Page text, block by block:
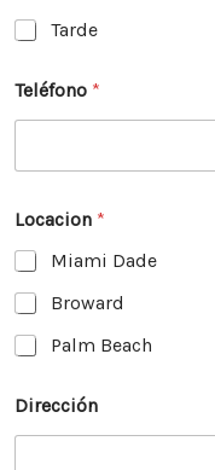
Tarde
Teléfono *
Locacion *
Miami Dade
Broward
Palm Beach
Dirección